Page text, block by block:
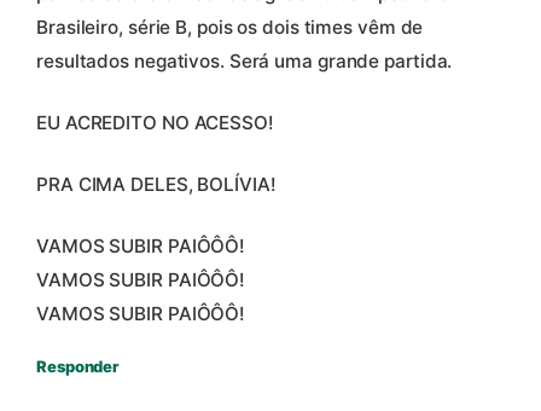
Brasileiro, série B, pois os dois times vêm de
resultados negativos. Será uma grande partida.
EU ACREDITO NO ACESSO!
PRA CIMA DELES, BOLÍVIA!
VAMOS SUBIR PAIÔÔÔ!
VAMOS SUBIR PAIÔÔÔ!
VAMOS SUBIR PAIÔÔÔ!
Responder